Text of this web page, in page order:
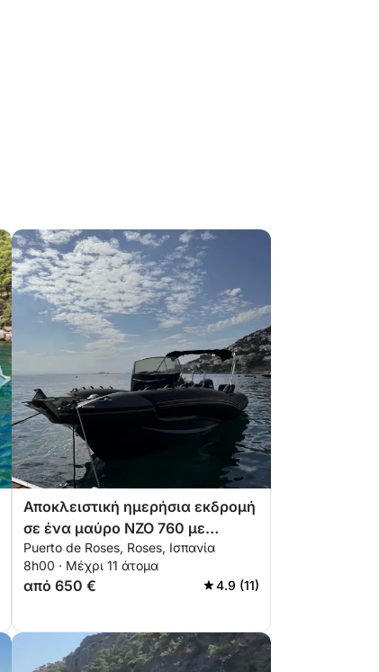
Αποκλειστική ημερήσια εκδρομή
σε ένα μαύρο NZO 760 με
Skipper
Puerto de Roses, Roses, Ισπανία
8h00 · Μέχρι 11 άτομα
από 650 € 4.9 (11)